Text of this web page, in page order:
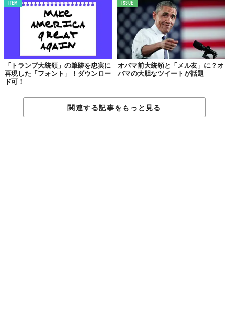
ITEM
「トランプ大統領」の筆跡を忠実に
再現した「フォント」！ダウンロー
ド可！
ISSUE
オバマ前大統領と「メル友」に？オ
バマの大胆なツイートが話題
関連する記事をもっと見る